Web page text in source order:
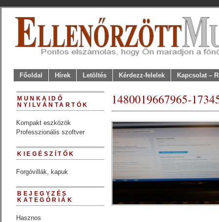
Főoldal Hírek Letöltés Kérdezz-felelek Kapcsolat –
MUNKAIDŐ
NYILVÁNTARTÓK
Kompakt eszközök
Professzionális szoftver
KIEGÉSZÍTŐK
Forgóvillák, kapuk
BEJEGYZÉS
KATEGÓRIÁK
Hasznos
1480019667965-